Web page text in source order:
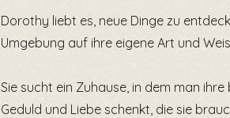
Dorothy liebt es, neue Dinge zu
Umgebung auf ihre eigene Art und
Sie sucht ein Zuhause, in dem man
Geduld und Liebe schenkt, die sie